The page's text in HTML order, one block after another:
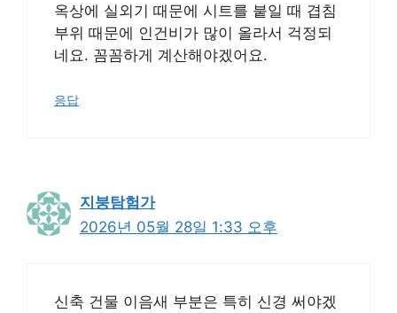
옥상에 실외기 때문에 시트를 붙일 때 겹침
부위 때문에 인건비가 많이 올라서 걱정되
네요. 꼼꼼하게 계산해야겠어요.
응답
지붕탐험가
2026년 05월 28일 1:33 오후
신축 건물 이음새 부분은 특히 신경 써야겠